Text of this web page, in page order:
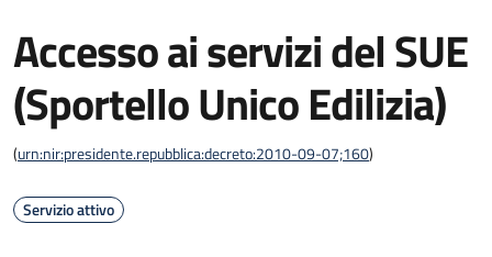
Accesso ai servizi del SUE
(Sportello Unico Edilizia)
(urn:nir:presidente.repubblica:decreto:2010-09-07;160)
Servizio attivo